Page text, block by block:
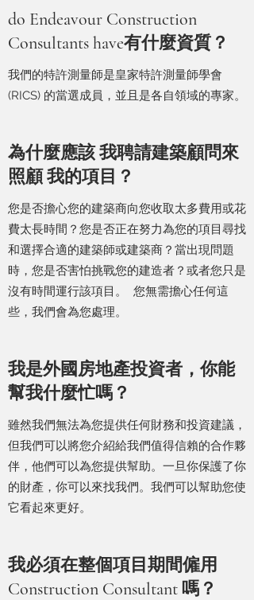
do Endeavour Construction
Consultants have有什麼資質？
我們的特許測量師是皇家特許測量師學會
(RICS) 的當選成員，並且是各自領域的專家。
為什麼應該 我聘請建築顧問來
照顧 我的項目？
您是否擔心您的建築商向您收取太多費用或花
費太長時間？您是否正在努力為您的項目尋找
和選擇合適的建築師或建築商？當出現問題
時，您是否害怕挑戰您的建造者？或者您只是
沒有時間運行該項目。 您無需擔心任何這
些，我們會為您處理。
我是外國房地產投資者，你能
幫我什麼忙嗎？
雖然我們無法為您提供任何財務和投資建議，
但我們可以將您介紹給我們值得信賴的合作夥
伴，他們可以為您提供幫助。一旦你保護了你
的財產，你可以來找我們。我們可以幫助您使
它看起來更好。
我必須在整個項目期間僱用
Construction Consultant 嗎？